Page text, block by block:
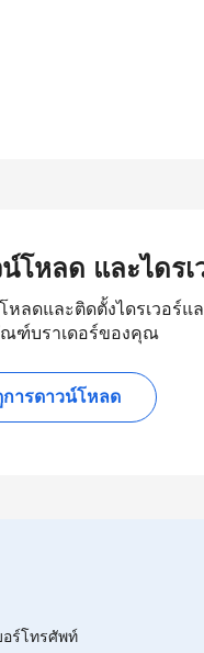
โหลด และไดรเ
หลดและติดตั้งไดรเวอร์
ฑ์บราเดอร์ของคุณ
การดาวน์โหลด
อร์โทรศัพท์